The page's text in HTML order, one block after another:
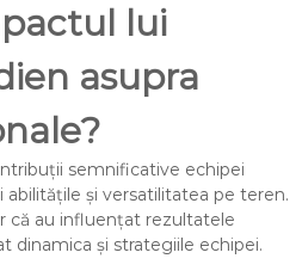
lui
asupra
semnificative echipei
și versatilitatea pe teren.
că au influențat rezultatele
dinamica și strategiile echipei.